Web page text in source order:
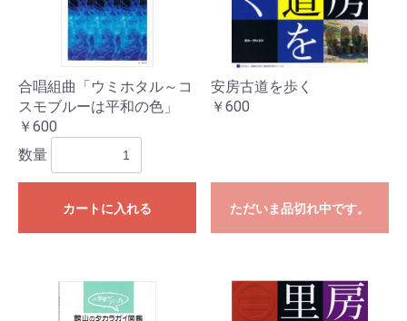
合唱組曲「ウミホタル～コ
スモブルーは平和の色」
￥600
数量
カートに入れる
安房古道を歩く
￥600
ただいま品切れ中です。